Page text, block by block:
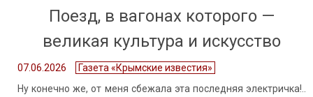
Поезд, в вагонах которого —
великая культура и искусство
07.06.2026
Газета «Крымские известия»
Ну конечно же, от меня сбежала эта последняя электричка!..